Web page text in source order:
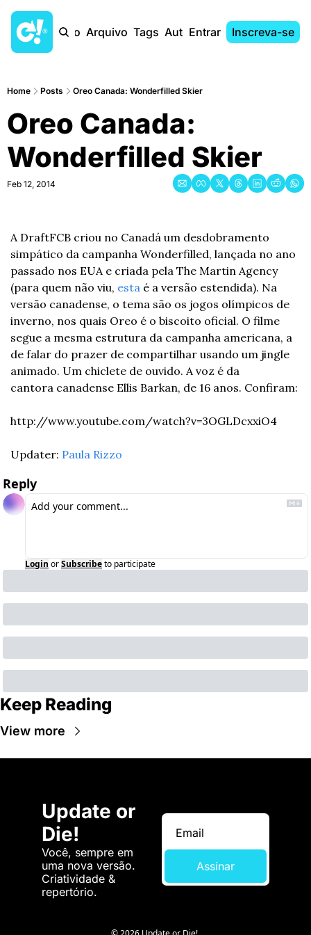
Início Arquivo Tags AutoresEntrar Inscreva-se
Home Posts Oreo Canada: Wonderfilled Skier
Oreo Canada:
Wonderfilled Skier
Feb 12, 2014
A DraftFCB criou no Canadá um desdobramento
simpático da campanha Wonderfilled, lançada no ano
passado nos EUA e criada pela The Martin Agency
(para quem não viu, esta é a versão estendida). Na
versão canadense, o tema são os jogos olímpicos de
inverno, nos quais Oreo é o biscoito oficial. O filme
segue a mesma estrutura da campanha americana, a
de falar do prazer de compartilhar usando um jingle
animado. Um chiclete de ouvido. A voz é da
cantora canadense Ellis Barkan, de 16 anos. Confiram:
http://www.youtube.com/watch?v=3OGLDcxxiO4
Updater: Paula Rizzo
Reply
Login orSubscribeto participate
Keep Reading
View more
Update or
Die!
Você, sempre em
uma nova versão.
Criatividade &
repertório.
Assinar